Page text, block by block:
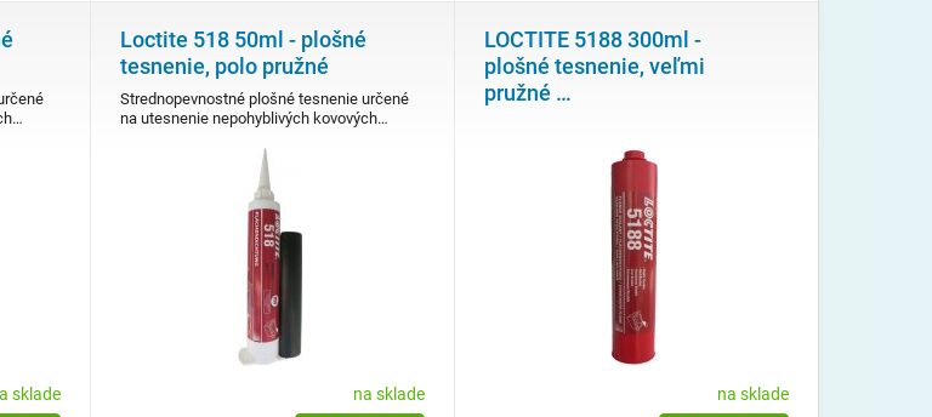
sklade
Loctite 518 50ml - plošné
tesnenie, polo pružné
Strednopevnostné plošné tesnenie určené
na utesnenie nepohyblivých kovových…
na sklade
LOCTITE 5188 300ml -
plošné tesnenie, veľmi
pružné …
na sklade